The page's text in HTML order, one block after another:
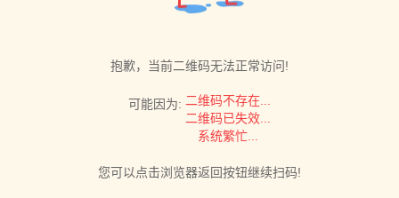
抱歉，当前二维码无法正常访问!
可能因为: 二维码不存在...
二维码已失效...
系统繁忙...
您可以点击浏览器返回按钮继续扫码!